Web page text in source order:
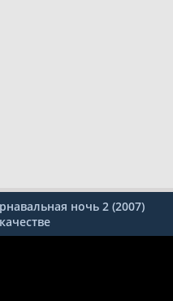
ночь 2 (2007)